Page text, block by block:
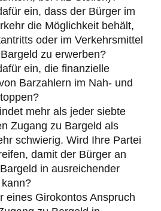
ein, dass der Bürger im
die Möglichkeit behält,
oder im Verkehrsmittel
zu erwerben?
ein, die finanzielle
Barzahlern im Nah- und
mehr als jeder siebte
Zugang zu Bargeld als
schwierig. Wird Ihre Partei
damit der Bürger an
in ausreichender
eines Girokontos Anspruch